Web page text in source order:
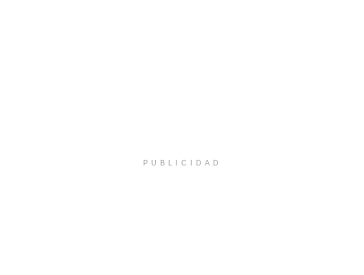
PUBLICIDAD